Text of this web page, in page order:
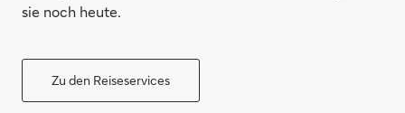
sie noch heute.
Zu den Reiseservices